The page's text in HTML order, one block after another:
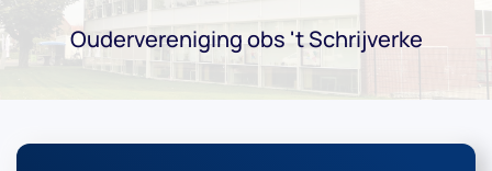
Oudervereniging obs 't Schrijverke